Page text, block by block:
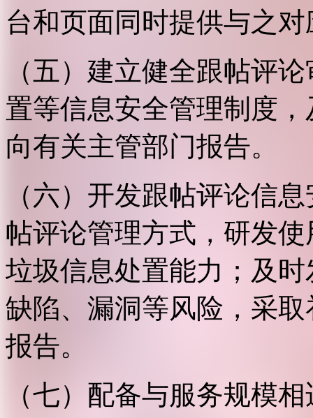
台和页面同时提供与之
（五）建立健全跟帖评
置等信息安全管理制度
向有关主管部门报告。
（六）开发跟帖评论信
帖评论管理方式，研发
垃圾信息处置能力；及
缺陷、漏洞等风险，采
报告。
（七）配备与服务规模